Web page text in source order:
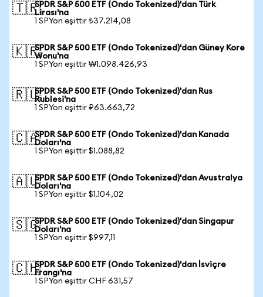
🇹🇷SPDR S&P 500 ETF (Ondo Tokenized)'dan Türk
Lirası'na
1 SPYon eşittir ₺37.214,08
🇰🇷SPDR S&P 500 ETF (Ondo Tokenized)'dan Güney Kore
Wonu'na
1 SPYon eşittir ₩1.098.426,93
🇷🇺SPDR S&P 500 ETF (Ondo Tokenized)'dan Rus
Rublesi'na
1 SPYon eşittir ₽63.663,72
🇨🇦SPDR S&P 500 ETF (Ondo Tokenized)'dan Kanada
Doları'na
1 SPYon eşittir $1.088,82
🇦🇺SPDR S&P 500 ETF (Ondo Tokenized)'dan Avustralya
Doları'na
1 SPYon eşittir $1.104,02
🇸🇬SPDR S&P 500 ETF (Ondo Tokenized)'dan Singapur
Doları'na
1 SPYon eşittir $997,11
🇨🇭SPDR S&P 500 ETF (Ondo Tokenized)'dan İsviçre
Frangı'na
1 SPYon eşittir CHF 631,57